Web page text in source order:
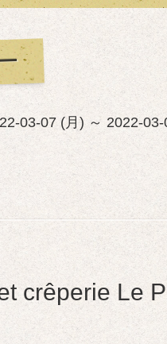
03-07 (月) ～ 2022-03-
crêperie Le